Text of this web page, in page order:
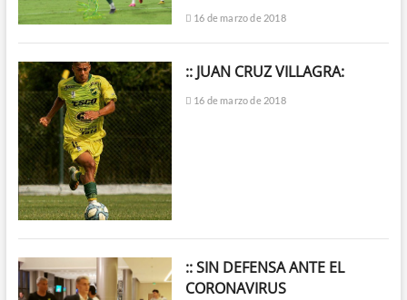
16 de marzo de 2018
:: JUAN CRUZ VILLAGRA:
16 de marzo de 2018
:: SIN DEFENSA ANTE EL
CORONAVIRUS